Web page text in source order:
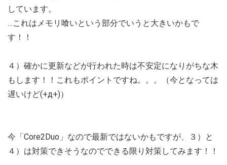
しています。
…これはメモリ喰いという部分でいうと大きいかもで
す！！
４）確かに更新などが行われた時は不安定になりがちな木
もします！！これもポイントですね。。。（今となっては
遅いけど(+д+)）
今「Core2Duo」なので最新ではないかもですが、３）と
４）は対策できそうなのでできる限り対策してみます！！